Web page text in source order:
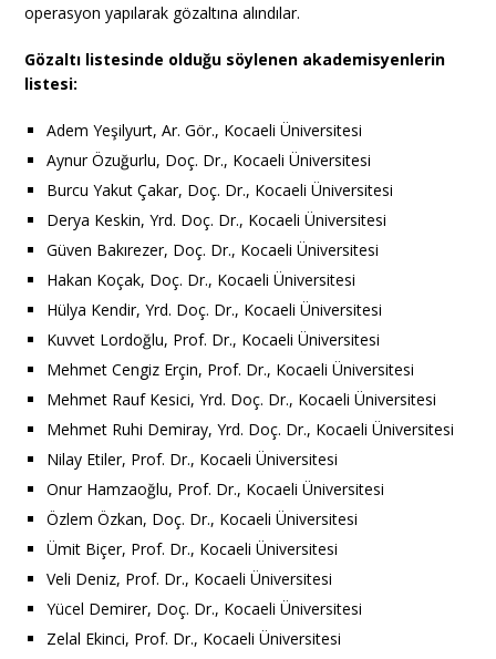
operasyon yapılarak gözaltına alındılar.
Gözaltı listesinde olduğu söylenen akademisyenlerin
listesi:
Adem Yeşilyurt, Ar. Gör., Kocaeli Üniversitesi
Aynur Özuğurlu, Doç. Dr., Kocaeli Üniversitesi
Burcu Yakut ­Çakar, Doç. Dr., Kocaeli Üniversitesi
Derya Keskin, Yrd. Doç. Dr., Kocaeli Üniversitesi
Güven Bakırezer, Doç. Dr., Kocaeli Üniversitesi
Hakan Koçak, Doç. Dr., Kocaeli Üniversitesi
Hülya Kendir, Yrd. Doç. Dr., Kocaeli Üniversitesi
Kuvvet Lordoğlu, Prof. Dr., Kocaeli Üniversitesi
Mehmet Cengiz Erçin, Prof. Dr., Kocaeli Üniversitesi
Mehmet Rauf Kesici, Yrd. Doç. Dr., Kocaeli Üniversitesi
Mehmet Ruhi Demiray, Yrd. Doç. Dr., Kocaeli Üniversitesi
Nilay Etiler, Prof. Dr., Kocaeli Üniversitesi
Onur Hamzaoğlu, Prof. Dr., Kocaeli Üniversitesi
Özlem Özkan, Doç. Dr., Kocaeli Üniversitesi
Ümit Biçer, Prof. Dr., Kocaeli Üniversitesi
Veli Deniz, Prof. Dr., Kocaeli Üniversitesi
Yücel Demirer, Doç. Dr., Kocaeli Üniversitesi
Zelal Ekinci, Prof. Dr., Kocaeli Üniversitesi